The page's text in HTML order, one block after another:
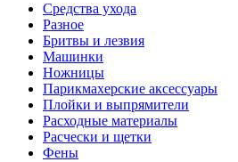
Средства ухода
Разное
Бритвы и лезвия
Машинки
Ножницы
Парикмахерские аксессуары
Плойки и выпрямители
Расходные материалы
Расчески и щетки
Фены